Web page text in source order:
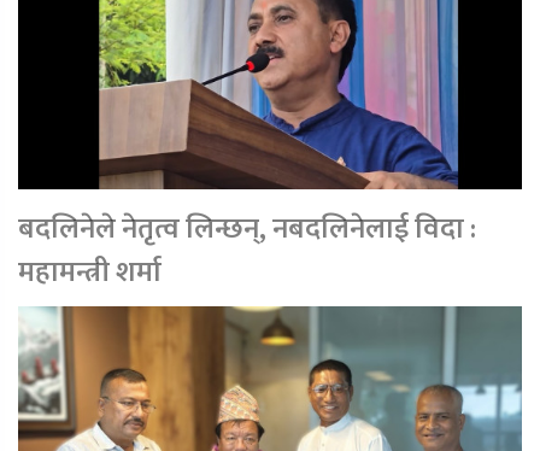
बदलिनेले नेतृत्व लिन्छन्, नबदलिनेलाई विदा :
महामन्त्री शर्मा